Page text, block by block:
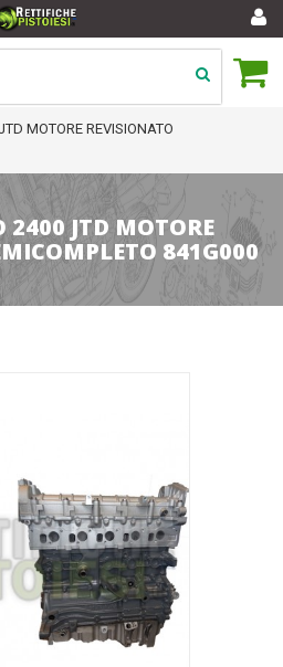
MOTORE REVISIONATO
2400 JTD MOTORE
841G000